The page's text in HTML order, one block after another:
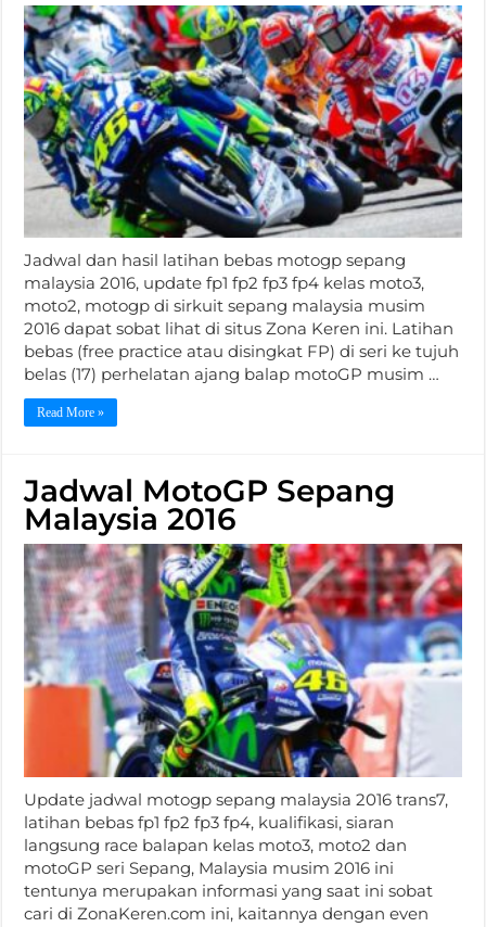
Jadwal dan hasil latihan bebas motogp sepang
malaysia 2016, update fp1 fp2 fp3 fp4 kelas moto3,
moto2, motogp di sirkuit sepang malaysia musim
2016 dapat sobat lihat di situs Zona Keren ini. Latihan
bebas (free practice atau disingkat FP) di seri ke tujuh
belas (17) perhelatan ajang balap motoGP musim …
Read More »
Jadwal MotoGP Sepang
Malaysia 2016
Update jadwal motogp sepang malaysia 2016 trans7,
latihan bebas fp1 fp2 fp3 fp4, kualifikasi, siaran
langsung race balapan kelas moto3, moto2 dan
motoGP seri Sepang, Malaysia musim 2016 ini
tentunya merupakan informasi yang saat ini sobat
cari di ZonaKeren.com ini, kaitannya dengan even